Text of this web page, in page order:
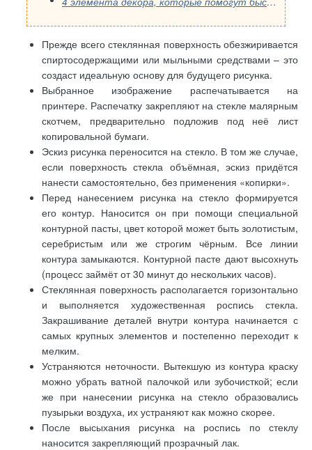
Прежде всего стеклянная поверхность обезжиривается
спиртосодержащими или мыльными средствами – это
создаст идеальную основу для будущего рисунка.
Выбранное изображение распечатывается на
принтере. Распечатку закрепляют на стекле малярным
скотчем, предварительно подложив под неё лист
копировальной бумаги.
Эскиз рисунка переносится на стекло. В том же случае,
если поверхность стекла объёмная, эскиз придётся
нанести самостоятельно, без применения «копирки».
Перед нанесением рисунка на стекло формируется
его контур. Наносится он при помощи специальной
контурной пасты, цвет которой может быть золотистым,
серебристым или же строгим чёрным. Все линии
контура замыкаются. Контурной пасте дают высохнуть
(процесс займёт от 30 минут до нескольких часов).
Стеклянная поверхность располагается горизонтально
и выполняется художественная роспись стекла.
Закрашивание деталей внутри контура начинается с
самых крупных элементов и постепенно переходит к
мелким.
Устраняются неточности. Вытекшую из контура краску
можно убрать ватной палочкой или зубочисткой; если
же при нанесении рисунка на стекло образовались
пузырьки воздуха, их устраняют как можно скорее.
После высыхания рисунка на роспись по стеклу
наносится закрепляющий прозрачный лак.